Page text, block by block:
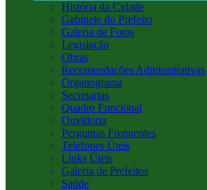
História da Cidade
Gabinete do Prefeito
Galeria de Fotos
Legislação
Obras
Recomendações Administrativas
Organograma
Secretarias
Quadro Funcional
Ouvidoria
Perguntas Frequentes
Telefones Úteis
Links Úteis
Galeria de Prefeitos
Saúde